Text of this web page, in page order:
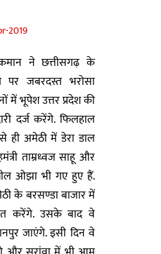
2019
ने छत्तीसगढ़ के
जबरदस्त भरोसा
में भूपेश उत्तर प्रदेश की
दर्ज करेंगे. फिलहाल
अमेठी में डेरा डाल
ताम्रध्वज साहू और
ओझा भी गए हुए हैं.
के बरसण्डा बाजार में
करेंगे. उसके बाद वे
जाएंगे. इसी दिन वे